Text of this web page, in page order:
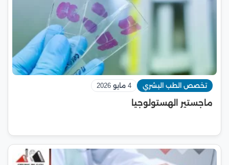
تخصص الطب البشري 4 مايو 2026
ماجستير الهستولوجيا